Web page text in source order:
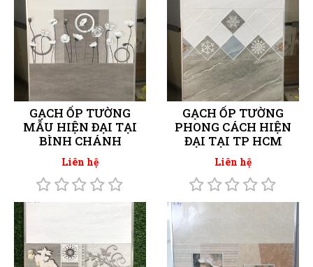
GẠCH ỐP TƯỜNG
MẪU HIỆN ĐẠI TẠI
BÌNH CHÁNH
Liên hệ
GẠCH ỐP TƯỜNG
PHONG CÁCH HIỆN
ĐẠI TẠI TP HCM
Liên hệ